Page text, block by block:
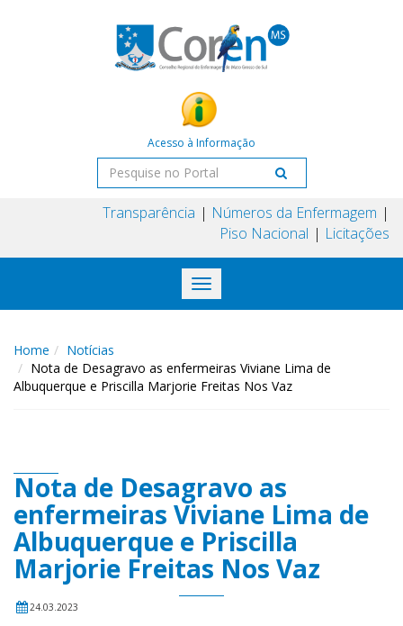
Acesso à Informação
Transparência
Números da Enfermagem
Piso Nacional
Licitações
Toggle
navigation
Home
Notícias
Nota de Desagravo as enfermeiras Viviane Lima de
Albuquerque e Priscilla Marjorie Freitas Nos Vaz
Nota de Desagravo as
enfermeiras Viviane Lima de
Albuquerque e Priscilla
Marjorie Freitas Nos Vaz
24.03.2023